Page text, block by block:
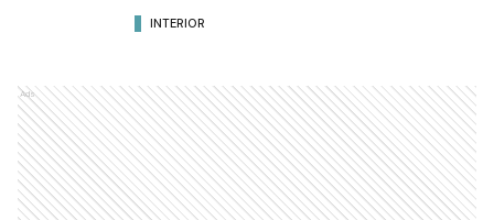
INTERIOR
Ads